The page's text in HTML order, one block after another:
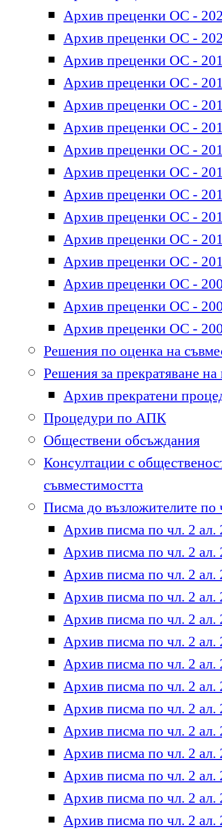
Архив преценки ОС -
Архив преценки ОС -
Архив преценки ОС -
Архив преценки ОС -
Архив преценки ОС -
Архив преценки ОС -
Архив преценки ОС -
Архив преценки ОС -
Архив преценки ОС -
Архив преценки ОС -
Архив преценки ОС -
Архив преценки ОС -
Архив преценки ОС -
Архив преценки ОС -
Архив преценки ОС -
Решения по оценка на
Решения за прекратяване
Архив прекратени
Процедури по АПК
Обществени обсъждания
Консултации с
съвместимостта
Писма до възложителите по
Архив писма по чл. 2 ал.
Архив писма по чл. 2 ал.
Архив писма по чл. 2 ал.
Архив писма по чл. 2 ал.
Архив писма по чл. 2 ал.
Архив писма по чл. 2 ал.
Архив писма по чл. 2 ал.
Архив писма по чл. 2 ал.
Архив писма по чл. 2 ал.
Архив писма по чл. 2 ал.
Архив писма по чл. 2 ал.
Архив писма по чл. 2 ал.
Архив писма по чл. 2 ал.
Архив писма по чл. 2 ал.